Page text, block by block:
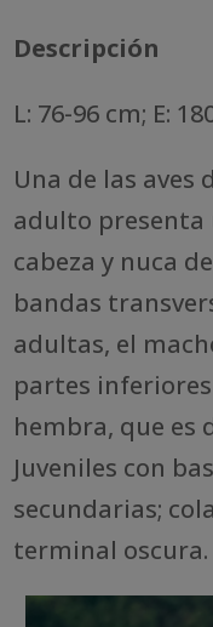
Descripción
L: 76-96 cm; E:
Una de las aves
adulto presenta
cabeza y nuca
bandas
adultas, el
partes
hembra, que es
Juveniles con
secundarias;
terminal oscura.